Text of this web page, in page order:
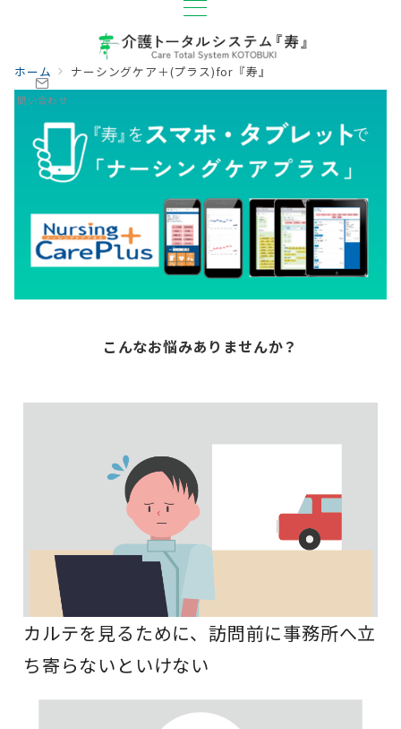
問い合わせ
ホーム ナーシングケア＋(プラス)for『寿』
こんなお悩みありませんか？
カルテを見るために、訪問前に事務所へ立
ち寄らないといけない